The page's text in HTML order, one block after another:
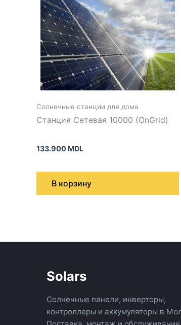
Солнечные станции для дома
Станция Сетевая 10000 (OnGrid)
133.900 MDL
В корзину
Solars
Солнечные панели, инверторы,
контроллеры и аккумуляторы в